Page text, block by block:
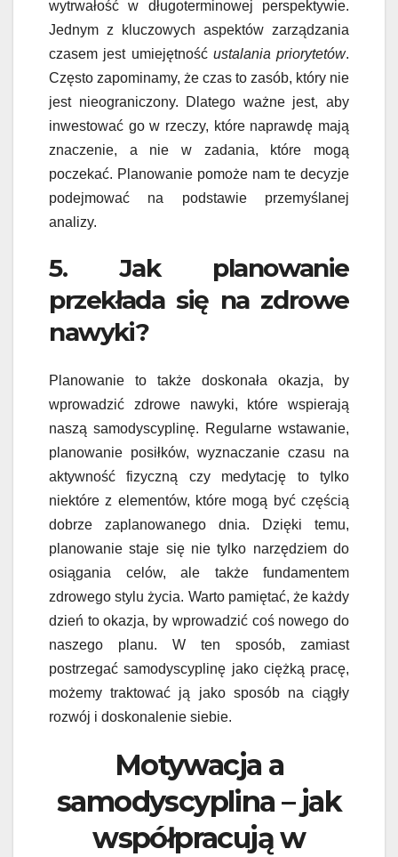
wytrwałość w długoterminowej perspektywie.
Jednym z kluczowych aspektów zarządzania
czasem jest umiejętność ustalania priorytetów.
Często zapominamy, że czas to zasób, który nie
jest nieograniczony. Dlatego ważne jest, aby
inwestować go w rzeczy, które naprawdę mają
znaczenie, a nie w zadania, które mogą
poczekać. Planowanie pomoże nam te decyzje
podejmować na podstawie przemyślanej
analizy.
5. Jak planowanie
przekłada się na zdrowe
nawyki?
Planowanie to także doskonała okazja, by
wprowadzić zdrowe nawyki, które wspierają
naszą samodyscyplinę. Regularne wstawanie,
planowanie posiłków, wyznaczanie czasu na
aktywność fizyczną czy medytację to tylko
niektóre z elementów, które mogą być częścią
dobrze zaplanowanego dnia. Dzięki temu,
planowanie staje się nie tylko narzędziem do
osiągania celów, ale także fundamentem
zdrowego stylu życia. Warto pamiętać, że każdy
dzień to okazja, by wprowadzić coś nowego do
naszego planu. W ten sposób, zamiast
postrzegać samodyscyplinę jako ciężką pracę,
możemy traktować ją jako sposób na ciągły
rozwój i doskonalenie siebie.
Motywacja a
samodyscyplina – jak
współpracują w